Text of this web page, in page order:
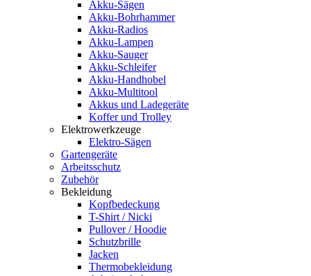
Akku-Sägen
Akku-Bohrhammer
Akku-Radios
Akku-Lampen
Akku-Sauger
Akku-Schleifer
Akku-Handhobel
Akku-Multitool
Akkus und Ladegeräte
Koffer und Trolley
Elektrowerkzeuge
Elektro-Sägen
Gartengeräte
Arbeitsschutz
Zubehör
Bekleidung
Kopfbedeckung
T-Shirt / Nicki
Pullover / Hoodie
Schutzbrille
Jacken
Thermobekleidung